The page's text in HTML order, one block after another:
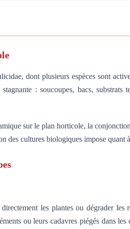
dont plusieurs espèces sont
: soucoupes, bacs, substrats
sur le plan horticole, la
des cultures biologiques impose quant
les plantes ou dégrader
ou leurs cadavres piégés dans